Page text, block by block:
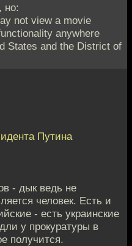
но:
not view a movie
anywhere
States and the District of
Путина
- дык ведь не
человек. Есть и
- есть украинские
у прокуратуры в
получится.